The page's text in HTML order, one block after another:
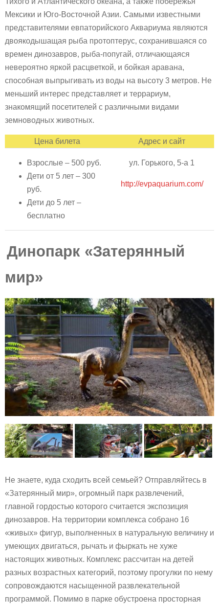
Мексики и Юго-Восточной Азии. Самыми известными
представителями евпаторийского Аквариума являются
двоякодышащая рыба протоптерус, сохранившаяся со
времен динозавров, рыба-попугай, отличающаяся
невероятно яркой расцветкой, и бойкая аравана,
способная выпрыгивать из воды на высоту 3 метров. Не
меньший интерес представляет и террариум,
знакомящий посетителей с различными видами
земноводных животных.
Цена билета Адрес и сайт
Взрослые – 500 руб.
Дети от 5 лет – 300
руб.
Дети до 5 лет –
бесплатно
ул. Горького, 5-а 1
http://evpaquarium.com/
Динопарк «Затерянный
мир»
Не знаете, куда сходить всей семьей? Отправляйтесь в
«Затерянный мир», огромный парк развлечений,
главной гордостью которого считается экспозиция
динозавров. На территории комплекса собрано 16
«живых» фигур, выполненных в натуральную величину и
умеющих двигаться, рычать и фыркать не хуже
настоящих животных. Комплекс рассчитан на детей
разных возрастных категорий, поэтому прогулки по нему
сопровождаются насыщенной развлекательной
программой. Помимо в парке обустроена просторная